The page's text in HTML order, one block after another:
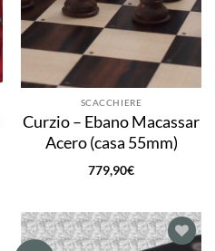
SCACCHIERE
Curzio – Ebano Macassar
Acero (casa 55mm)
779,90€